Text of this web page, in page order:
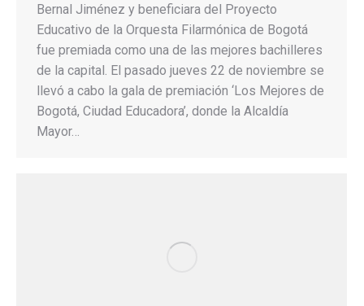
Bernal Jiménez y beneficiara del Proyecto
Educativo de la Orquesta Filarmónica de Bogotá
fue premiada como una de las mejores bachilleres
de la capital. El pasado jueves 22 de noviembre se
llevó a cabo la gala de premiación ‘Los Mejores de
Bogotá, Ciudad Educadora’, donde la Alcaldía
Mayor…